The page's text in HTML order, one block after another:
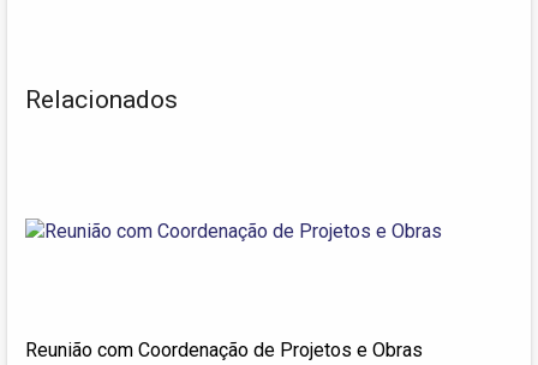
Relacionados
Reunião com Coordenação de Projetos e Obras